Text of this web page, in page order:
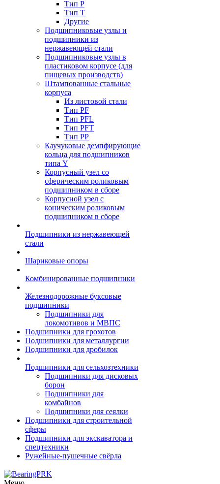
Тип P
Тип T
Другие
Подшипниковые узлы и
подшипники из
нержавеющей стали
Подшипниковые узлы в
пластиковом корпусе (для
пищевых производств)
Штампованные стальные
корпуса
Из листовой стали
Тип PF
Тип PFL
Тип PFT
Тип PP
Каучуковые демпфирующие
кольца для подшипников
типа Y
Корпусный узел со
сферическим роликовым
подшипником в сборе
Корпусной узел с
коническим роликовым
подшипником в сборе
Подшипники из нержавеющей
стали
Шариковые опоры
Комбинированные подшипники
Железнодорожные буксовые
подшипники
Подшипники для
локомотивов и МВПС
Подшипники для грохотов
Подшипники для металлургии
Подшипники для дробилок
Подшипники для сельхозтехники
Подшипники для дисковых
борон
Подшипники для
комбайнов
Подшипники для сеялки
Подшипники для строительной
сферы
Подшипники для экскаватора и
спецтехники
Ружейные-пушечные свёрла